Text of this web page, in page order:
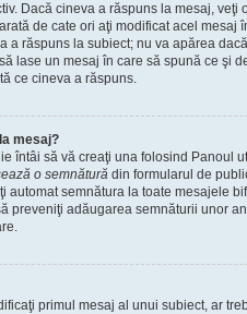
Dacă cineva a răspuns la mesaj, veţi
de cate ori aţi modificat acel mesaj
a răspuns la subiect; nu va apărea
lase un mesaj în care să spună ce şi
ce cineva a răspuns.
mesaj?
întâi să vă creaţi una folosind Panoul
o semnătură din formularul de
automat semnătura la toate mesajele
preveniţi adăugarea semnăturii unor
primul mesaj al unui subiect, ar